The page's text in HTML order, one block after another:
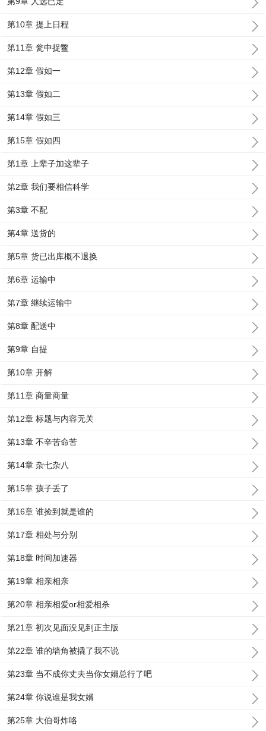
第10章 提上日程
第11章 瓮中捉鳖
第12章 假如一
第13章 假如二
第14章 假如三
第15章 假如四
第1章 上辈子加这辈子
第2章 我们要相信科学
第3章 不配
第4章 送货的
第5章 货已出库概不退换
第6章 运输中
第7章 继续运输中
第8章 配送中
第9章 自提
第10章 开解
第11章 商量商量
第12章 标题与内容无关
第13章 不辛苦命苦
第14章 杂七杂八
第15章 孩子丢了
第16章 谁捡到就是谁的
第17章 相处与分别
第18章 时间加速器
第19章 相亲相亲
第20章 相亲相爱or相爱相杀
第21章 初次见面没见到正主版
第22章 谁的墙角被撬了我不说
第23章 当不成你丈夫当你女婿总行了吧
第24章 你说谁是我女婿
第25章 大伯哥炸咯